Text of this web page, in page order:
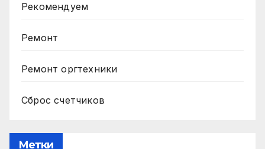
Рекомендуем
Ремонт
Ремонт оргтехники
Сброс счетчиков
Метки